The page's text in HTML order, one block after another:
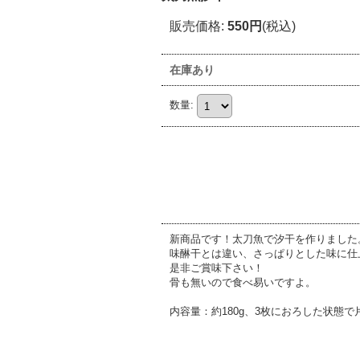
販売価格: 550円 (税込)
在庫あり
数量:
新商品です！太刀魚で汐干を作りました
味醂干とは違い、さっぱりとした味に仕
是非ご賞味下さい！
骨も無いので食べ易いですよ。
内容量：約180g、3枚におろした状態で